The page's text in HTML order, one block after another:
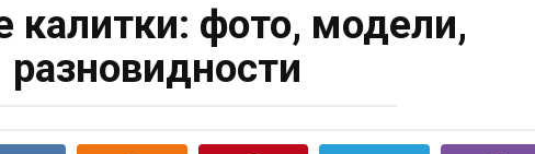
калитки: фото, модели,
разновидности